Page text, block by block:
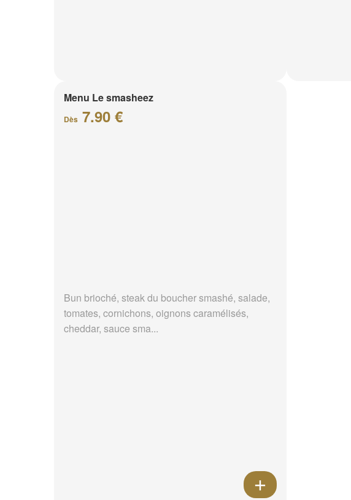
Menu Le smasheez
Dès 7.90 €
Bun brioché, steak du boucher smashé, salade,
tomates, cornichons, oignons caramélisés,
cheddar, sauce sma...